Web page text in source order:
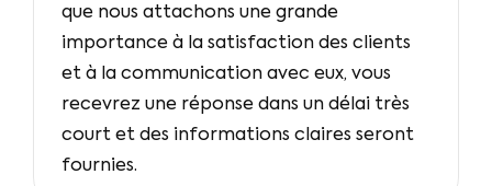
que nous attachons une grande
importance à la satisfaction des clients
et à la communication avec eux, vous
recevrez une réponse dans un délai très
court et des informations claires seront
fournies.